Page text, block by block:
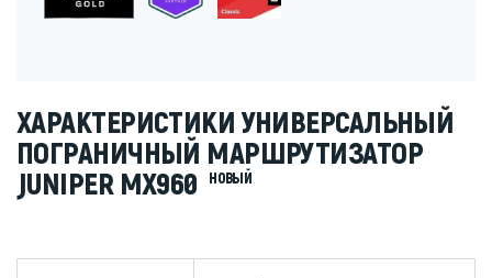
ХАРАКТЕРИСТИКИ УНИВЕРСАЛЬНЫЙ
ПОГРАНИЧНЫЙ МАРШРУТИЗАТОР
JUNIPER MX960
НОВЫЙ